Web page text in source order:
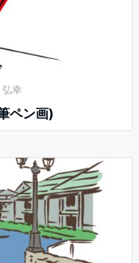
弘幸
ペン画)